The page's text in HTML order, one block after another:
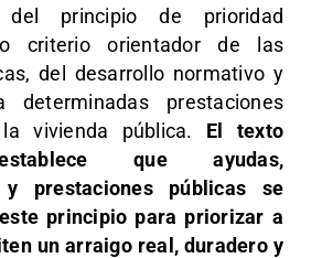
del principio de prioridad
criterio orientador de las
del desarrollo normativo y
prestaciones
vivienda pública. El texto
que ayudas,
y prestaciones públicas se
principio para priorizar a
un arraigo real, duradero y